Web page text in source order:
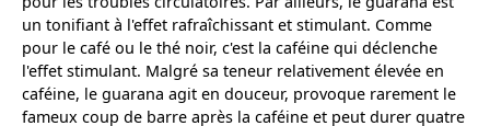
un tonifiant à l'effet rafraîchissant et stimulant. Comme
pour le café ou le thé noir, c'est la caféine qui déclenche
l'effet stimulant. Malgré sa teneur relativement élevée en
caféine, le guarana agit en douceur, provoque rarement le
fameux coup de barre après la caféine et peut durer quatre